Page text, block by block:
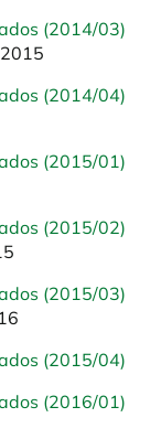
(2014/03)
(2014/04)
(2015/01)
(2015/02)
(2015/03)
(2015/04)
(2016/01)